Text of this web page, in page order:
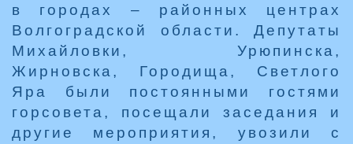
в городах – районных центрах
Волгоградской области. Депутаты
Михайловки, Урюпинска,
Жирновска, Городища, Светлого
Яра были постоянными гостями
горсовета, посещали заседания и
другие мероприятия, увозили с